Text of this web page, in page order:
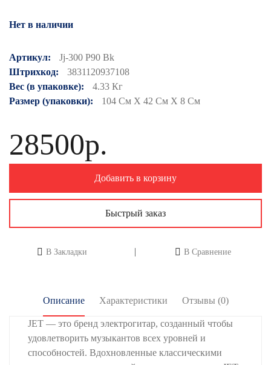
Нет в наличии
Артикул:
Jj-300 P90 Bk
Штрихкод:
3831120937108
Вес (в упаковке):
4.33 Кг
Размер (упаковки):
104 См X 42 См X 8 См
28500р.
Добавить в корзину
Быстрый заказ
В Закладки В Сравнение
Описание Характеристики Отзывы (0)
JET — это бренд электрогитар, созданный чтобы
удовлетворить музыкантов всех уровней и
способностей. Вдохновленные классическими